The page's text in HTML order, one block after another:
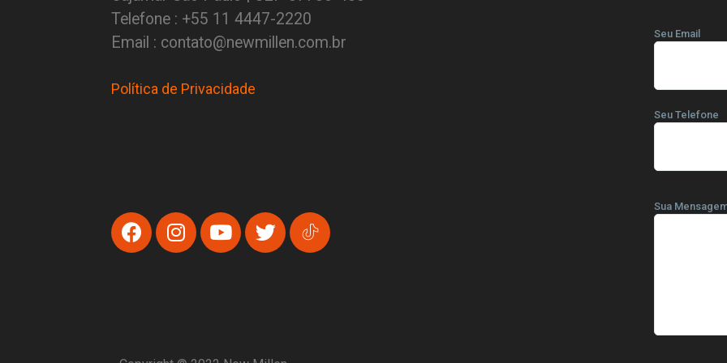
Telefone : +55 11 4447-2220
Email : contato@newmillen.com.br
Política de Privacidade
Seu Email
Seu Telefone
Sua